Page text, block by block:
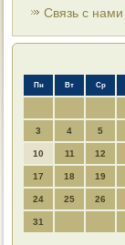
Связь с нами
Пн Вт Ср
3 4 5
10 11 12
17 18 19
24 25 26
31